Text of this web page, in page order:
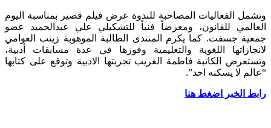
وتشمل الفعاليات المصاحبة للندوة عرض فيلم قصير بمناسبة اليوم
العالمي للقانون، ومعرضاً فنياً للتشكيلي علي عبدالحميد عضو
جمعية جسفت. كما يكرم المنتدى الطالبة الموهوبة زينب العوامي
لانجازاتها اللغوية والتعليمية وفوزها في عدة مسابقات أدبية،
وتستعرض الكاتبة فاطمة الغريب تجربتها الادبية وتوقع على كتابها
“عالم لا يسكنه احد”.
رابط الخبر اضغط هنا